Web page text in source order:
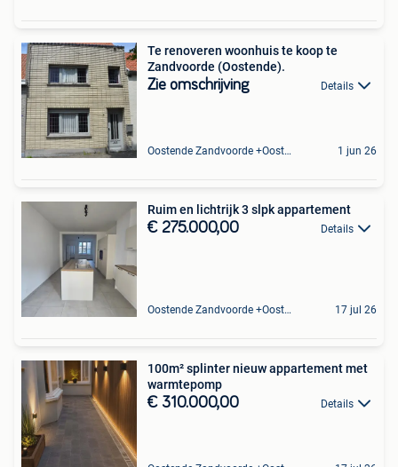
Te renoveren woonhuis te koop te
Zandvoorde (Oostende).
Zie omschrijving Details
Oostende Zandvoorde +Oostende 1 jun 26
Ruim en lichtrijk 3 slpk appartement
€ 275.000,00 Details
Oostende Zandvoorde +Oostende 17 jul 26
100m² splinter nieuw appartement met
warmtepomp
€ 310.000,00 Details